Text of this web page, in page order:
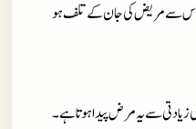
سے مریض کی جان کے تلف ہو
کی زیادتی سے یہ مرض پیدا ہوتا ہے۔